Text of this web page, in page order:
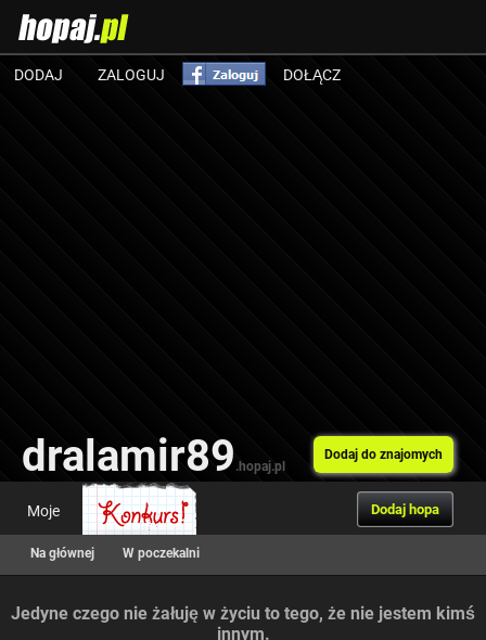
DODAJ ZALOGUJ DOŁĄCZ
dralamir89 .hopaj.pl
Dodaj do znajomych
Moje Dodaj hopa
Na głównej W poczekalni
Jedyne czego nie żałuję w życiu to tego, że nie jestem kimś
innym.